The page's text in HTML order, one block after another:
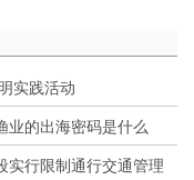
实践活动
业的出海密码是什么
实行限制通行交通管理